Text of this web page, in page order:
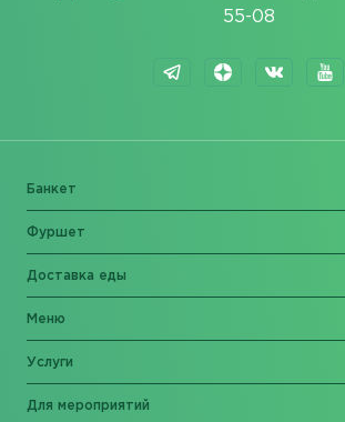
55-08
Банкет
Фуршет
Доставка еды
Меню
Услуги
Для мероприятий